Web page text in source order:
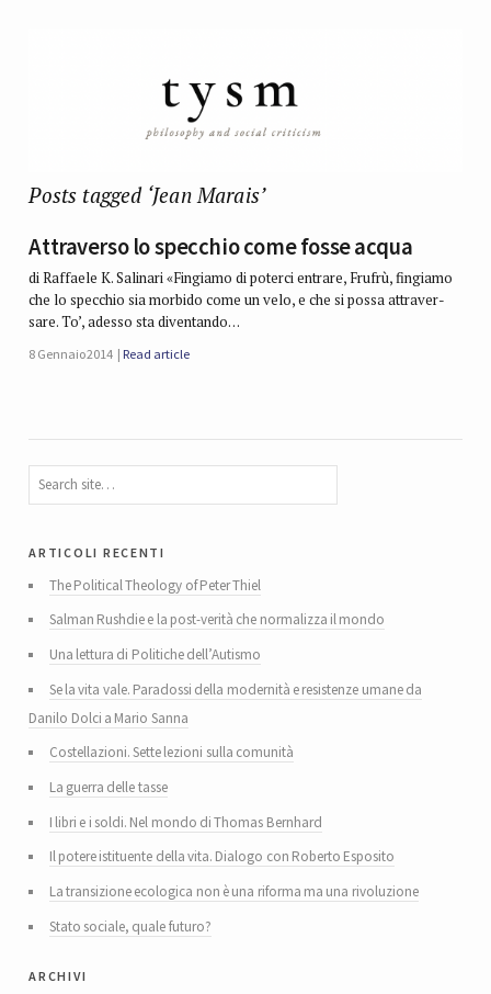
Posts tagged ‘Jean Marais’
Attraverso lo specchio come fosse acqua
di Raffaele K. Salinari «Fin­giamo di poterci entrare, Fru­frù, fin­giamo
che lo spec­chio sia mor­bido come un velo, e che si possa attra­ver­
sare. To’, adesso sta diven­tando…
8 Gennaio 2014 Read article
articoli recenti
The Political Theology of Peter Thiel
Salman Rushdie e la post-verità che normalizza il mondo
Una lettura di Politiche dell’Autismo
Se la vita vale. Paradossi della modernità e resistenze umane da
Danilo Dolci a Mario Sanna
Costellazioni. Sette lezioni sulla comunità
La guerra delle tasse
I libri e i soldi. Nel mondo di Thomas Bernhard
Il potere istituente della vita. Dialogo con Roberto Esposito
La transizione ecologica non è una riforma ma una rivoluzione
Stato sociale, quale futuro?
archivi